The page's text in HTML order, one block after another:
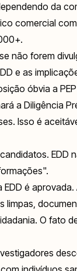
da
comercial
não forem
e as
óbvia a
a Diligência
Isso é
é
limpas,
O fato